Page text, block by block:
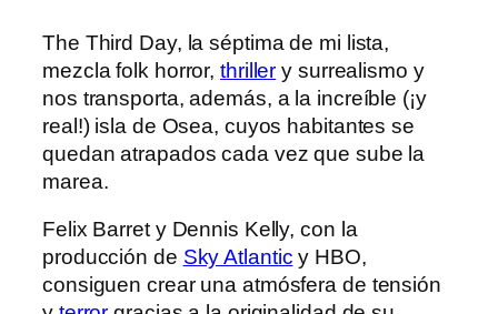
The Third Day, la séptima de mi lista,
mezcla folk horror, thriller y surrealismo y
nos transporta, además, a la increíble (¡y
real!) isla de Osea, cuyos habitantes se
quedan atrapados cada vez que sube la
marea.
Felix Barret y Dennis Kelly, con la
producción de Sky Atlantic y HBO,
consiguen crear una atmósfera de tensión